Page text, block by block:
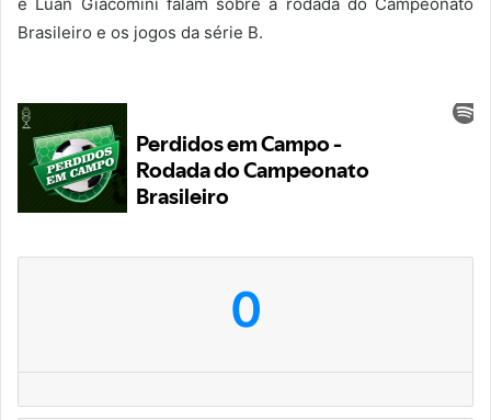
e Luan Giacomini falam sobre a rodada do Campeonato
Brasileiro e os jogos da série B.
0